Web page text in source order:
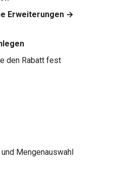
Erweiterungen →
den Rabatt fest
Mengenauswahl